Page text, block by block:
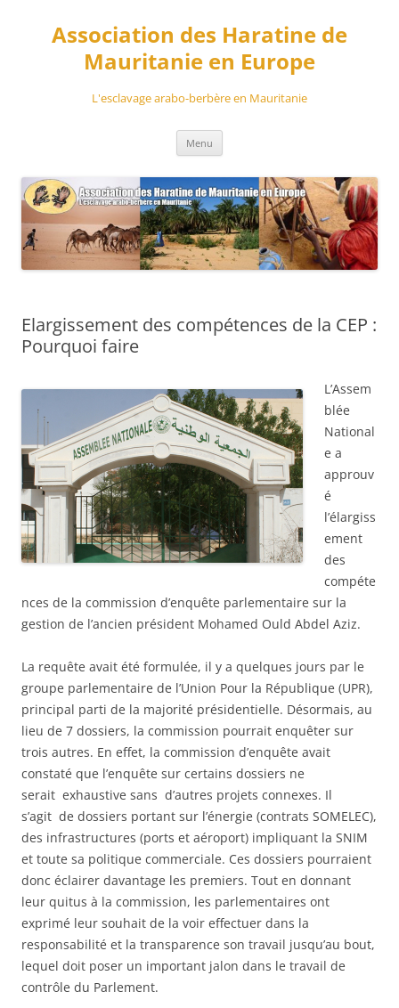
contenuAssociation des Haratine de
Mauritanie en Europe
L'esclavage arabo-berbère en Mauritanie
Menu
Elargissement des compétences de la CEP :
Pourquoi faire
L’Assem
blée
National
e a
approuv
é
l’élargiss
ement
des
compéte
nces de la commission d’enquête parlementaire sur la
gestion de l’ancien président Mohamed Ould Abdel Aziz.
La requête avait été formulée, il y a quelques jours par le
groupe parlementaire de l’Union Pour la République (UPR),
principal parti de la majorité présidentielle. Désormais, au
lieu de 7 dossiers, la commission pourrait enquêter sur
trois autres. En effet, la commission d’enquête avait
constaté que l’enquête sur certains dossiers ne
serait exhaustive sans d’autres projets connexes. Il
s’agit de dossiers portant sur l’énergie (contrats SOMELEC),
des infrastructures (ports et aéroport) impliquant la SNIM
et toute sa politique commerciale. Ces dossiers pourraient
donc éclairer davantage les premiers. Tout en donnant
leur quitus à la commission, les parlementaires ont
exprimé leur souhait de la voir effectuer dans la
responsabilité et la transparence son travail jusqu’au bout,
lequel doit poser un important jalon dans le travail de
contrôle du Parlement.